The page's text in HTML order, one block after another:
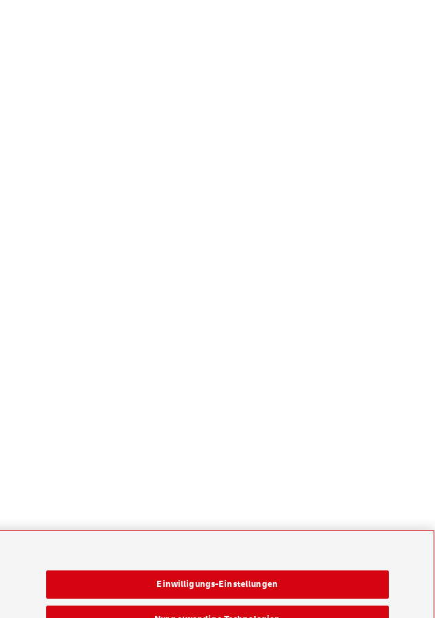
Einwilligungs-Einstellungen